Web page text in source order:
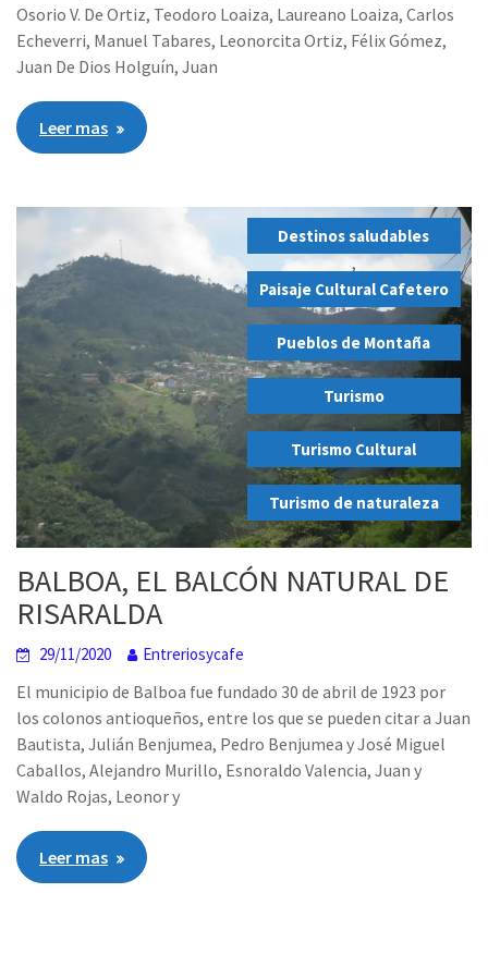
Osorio V. De Ortiz, Teodoro Loaiza, Laureano Loaiza, Carlos
Echeverri, Manuel Tabares, Leonorcita Ortiz, Félix Gómez,
Juan De Dios Holguín, Juan
Leer mas
Destinos saludables
,
Paisaje Cultural Cafetero
,
Pueblos de Montaña
,
Turismo
,
Turismo Cultural
,
Turismo de naturaleza
BALBOA, EL BALCÓN NATURAL DE
RISARALDA
29/11/2020 Entreriosycafe
El municipio de Balboa fue fundado 30 de abril de 1923 por
los colonos antioqueños, entre los que se pueden citar a Juan
Bautista, Julián Benjumea, Pedro Benjumea y José Miguel
Caballos, Alejandro Murillo, Esnoraldo Valencia, Juan y
Waldo Rojas, Leonor y
Leer mas